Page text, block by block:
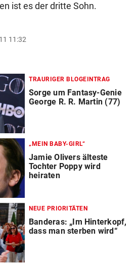
ist es der dritte Sohn.
11:32
TRAURIGER BLOGEINTRAG
Sorge um Fantasy-Genie
George R. R. Martin (77)
„MEIN BABY-GIRL“
Jamie Olivers älteste
Tochter Poppy wird
heiraten
NEUE PRIORITÄTEN
Banderas: „Im Hinterkopf,
dass man sterben wird“